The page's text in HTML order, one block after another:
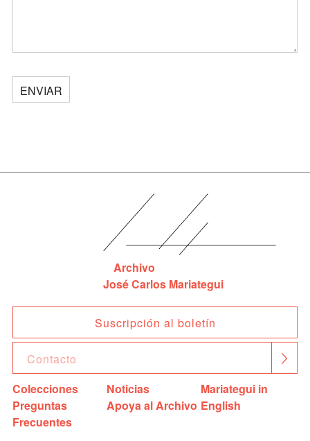
Archivo
José Carlos Mariategui
Suscripción al boletín
Colecciones
Preguntas
Frecuentes
Noticias
Apoya al Archivo
Mariategui in
English